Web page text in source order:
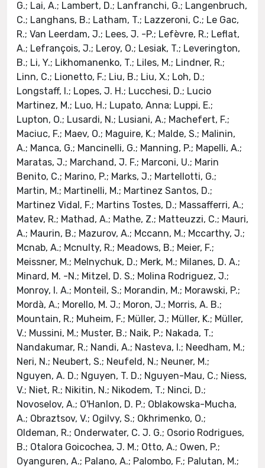
G.; Lai, A.; Lambert, D.; Lanfranchi, G.; Langenbruch,
C.; Langhans, B.; Latham, T.; Lazzeroni, C.; Le Gac,
R.; Van Leerdam, J.; Lees, J. -P.; Lefèvre, R.; Leflat,
A.; Lefrançois, J.; Leroy, O.; Lesiak, T.; Leverington,
B.; Li, Y.; Likhomanenko, T.; Liles, M.; Lindner, R.;
Linn, C.; Lionetto, F.; Liu, B.; Liu, X.; Loh, D.;
Longstaff, I.; Lopes, J. H.; Lucchesi, D.; Lucio
Martinez, M.; Luo, H.; Lupato, Anna; Luppi, E.;
Lupton, O.; Lusardi, N.; Lusiani, A.; Machefert, F.;
Maciuc, F.; Maev, O.; Maguire, K.; Malde, S.; Malinin,
A.; Manca, G.; Mancinelli, G.; Manning, P.; Mapelli, A.;
Maratas, J.; Marchand, J. F.; Marconi, U.; Marin
Benito, C.; Marino, P.; Marks, J.; Martellotti, G.;
Martin, M.; Martinelli, M.; Martinez Santos, D.;
Martinez Vidal, F.; Martins Tostes, D.; Massafferri, A.;
Matev, R.; Mathad, A.; Mathe, Z.; Matteuzzi, C.; Mauri,
A.; Maurin, B.; Mazurov, A.; Mccann, M.; Mccarthy, J.;
Mcnab, A.; Mcnulty, R.; Meadows, B.; Meier, F.;
Meissner, M.; Melnychuk, D.; Merk, M.; Milanes, D. A.;
Minard, M. -N.; Mitzel, D. S.; Molina Rodriguez, J.;
Monroy, I. A.; Monteil, S.; Morandin, M.; Morawski, P.;
Mordà, A.; Morello, M. J.; Moron, J.; Morris, A. B.;
Mountain, R.; Muheim, F.; Müller, J.; Müller, K.; Müller,
V.; Mussini, M.; Muster, B.; Naik, P.; Nakada, T.;
Nandakumar, R.; Nandi, A.; Nasteva, I.; Needham, M.;
Neri, N.; Neubert, S.; Neufeld, N.; Neuner, M.;
Nguyen, A. D.; Nguyen, T. D.; Nguyen-Mau, C.; Niess,
V.; Niet, R.; Nikitin, N.; Nikodem, T.; Ninci, D.;
Novoselov, A.; O'Hanlon, D. P.; Oblakowska-Mucha,
A.; Obraztsov, V.; Ogilvy, S.; Okhrimenko, O.;
Oldeman, R.; Onderwater, C. J. G.; Osorio Rodrigues,
B.; Otalora Goicochea, J. M.; Otto, A.; Owen, P.;
Oyanguren, A.; Palano, A.; Palombo, F.; Palutan, M.;